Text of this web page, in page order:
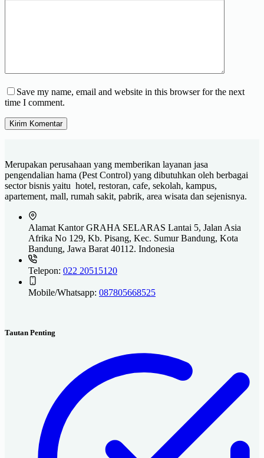
Save my name, email and website in this browser for the next
time I comment.
Kirim Komentar
Merupakan perusahaan yang memberikan layanan jasa
pengendalian hama (Pest Control) yang dibutuhkan oleh berbagai
sector bisnis yaitu hotel, restoran, cafe, sekolah, kampus,
apartement, mall, rumah sakit, pabrik, area wisata dan sejenisnya.
Alamat KantorGRAHA SELARAS Lantai 5, Jalan Asia
Afrika No 129, Kb. Pisang, Kec. Sumur Bandung, Kota
Bandung, Jawa Barat 40112. Indonesia
Telepon: 022 20515120
Mobile/Whatsapp: 087805668525
Tautan Penting